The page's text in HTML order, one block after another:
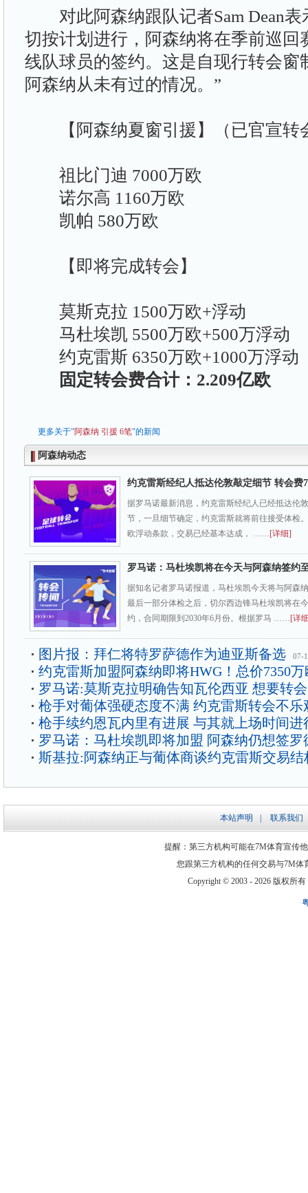
对此阿森纳跟队记者Sam Dean表
切按计划进行，阿森纳将在季前巡回
线队球员的签约。这是自现行转会窗
阿森纳从未有过的情况。”
【阿森纳夏窗引援】（已官宣转
祖比门迪 7000万欧
诺尔高 1160万欧
凯帕 580万欧
【即将完成转会】
莫斯克拉 1500万欧+浮动
马杜埃凯 5500万欧+500万浮动
约克雷斯 6350万欧+1000万浮动
固定转会费合计：2.209亿欧
更多关于"阿森纳 引援 6笔"的新闻
阿森纳动态
约克雷斯经纪人抵达伦敦敲定细节 转会费
据罗马诺最新消息，约克雷斯经纪人已经抵达伦
节，一旦细节确定，约克雷斯就将前往接受体检
欧浮动条款，交易已经基本达成， ……[详细]
罗马诺：马杜埃凯将在今天与阿森纳签约
据知名记者罗马诺报道，马杜埃凯今天将与阿森
最后一部分体检之后，切尔西边锋马杜埃凯将在
约，合同期限到2030年6月份。根据罗马 ……[详
图片报：拜仁将特罗萨德作为迪亚斯备选 07-
约克雷斯加盟阿森纳即将HWG！总价7350万
罗马诺:莫斯克拉明确告知瓦伦西亚 想要转
枪手对葡体强硬态度不满 约克雷斯转会不乐
枪手续约恩瓦内里有进展 与其就上场时间进
罗马诺：马杜埃凯即将加盟 阿森纳仍想签罗
斯基拉:阿森纳正与葡体商谈约克雷斯交易结
本站声明 联系我们
提醒：第三方机构可能在7M体育宣传
您跟第三方机构的任何交易与7M
Copyright © 2003 - 2026 版权所有